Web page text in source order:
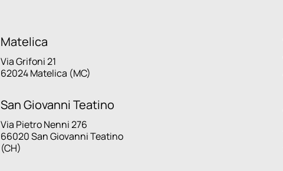
Matelica
Via Grifoni 21
62024 Matelica (MC)
San Giovanni Teatino
Via Pietro Nenni 276
66020 San Giovanni Teatino
(CH)